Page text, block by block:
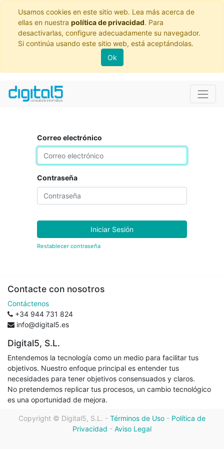
Usamos cookies en este sitio web. Lea más acerca de
ellas en nuestra política de privacidad. Para
desactivarlas, configure adecuadamente su navegador.
Si continúa usando este sitio web, está aceptándolas.
Ok
Correo electrónico
Contraseña
Iniciar Sesión
Restablecer contraseña
Contacte con nosotros
Contáctenos
+34 944 731 824
info@digital5.es
Digital5, S.L.
Entendemos la tecnología como un medio para facilitar tus
objetivos. Nuestro enfoque principal es entender tus
necesidades para tener objetivos consensuados y claros.
No pretendemos replicar tus procesos, un cambio tecnológico
es una oportunidad de mejora.
Copyright © Digital5, S.L. - Términos de Uso - Política de
Privacidad - Aviso Legal